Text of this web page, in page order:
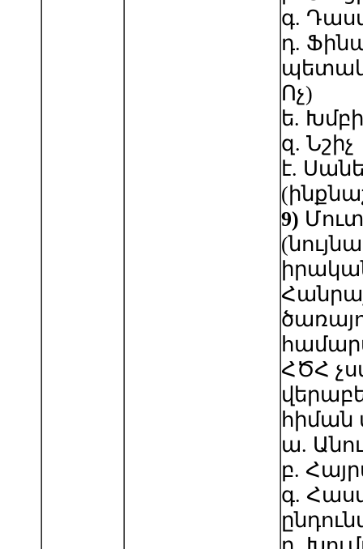
գ.
դ.
Ոչ)
ե.
զ. Նշիչ
է.
9)
ՀԾՀ
հիման
ա.
բ.
գ.